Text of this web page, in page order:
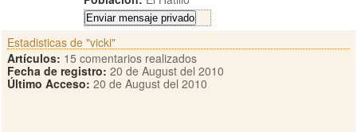
Estadisticas de "vicki"
Artículos: 15 comentarios realizados
Fecha de registro: 20 de August del 2010
Último Acceso: 20 de August del 2010